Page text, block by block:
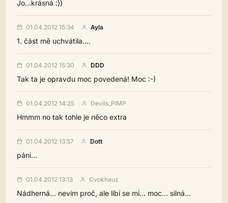
Jo...krásná :))
01.04.2012 15:34 Ayla
1. část mě uchvátila....
01.04.2012 15:30 DDD
Tak ta je opravdu moc povedená! Moc :-)
01.04.2012 14:25 Devils_PIMP
Hmmm no tak tohle je něco extra
01.04.2012 13:57 Dott
páni...
01.04.2012 13:13 Cvokhauz
Nádherná... nevím proč, ale líbí se mi... moc... silná...